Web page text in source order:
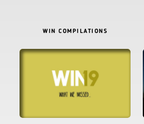
WIN COMPILATIONS